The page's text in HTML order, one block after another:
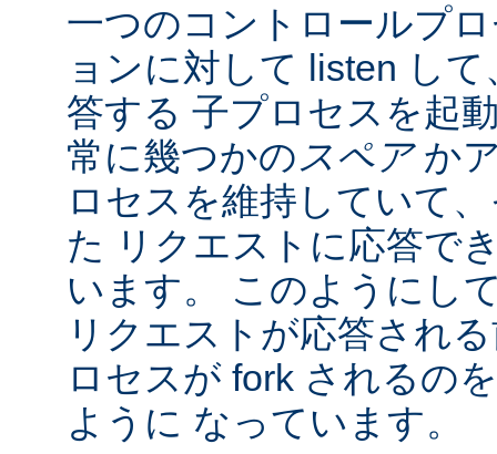
一つのコントロールプ
ョンに対して listen し
答する 子プロセスを起
常に幾つかのスペアか
ロセスを維持していて
た リクエストに応答で
います。 このようにし
リクエストが応答され
ロセスが fork されるの
ように なっています。